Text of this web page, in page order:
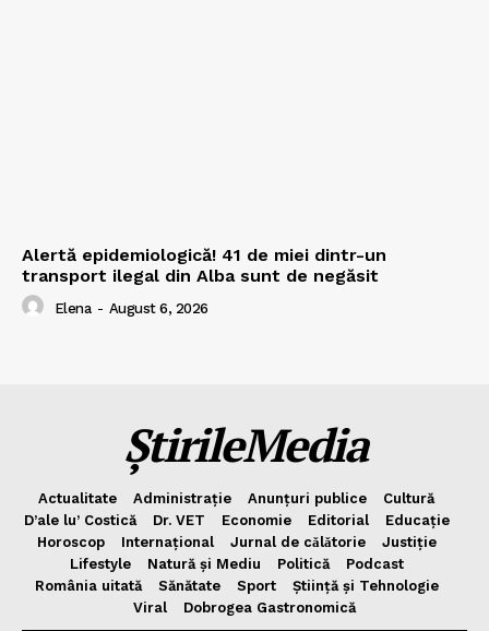
Alertă epidemiologică! 41 de miei dintr-un
transport ilegal din Alba sunt de negăsit
Elena - August 6, 2026
ȘtirileMedia
Actualitate Administrație Anunțuri publice
Cultură
D’ale lu’ Costică
Dr. VET Economie Editorial
Educație
Horoscop
Internațional Jurnal de cǎlǎtorie
Justiție
Lifestyle
Natură și Mediu Politică
Podcast
România uitată
Sănătate Sport
Știință și Tehnologie
Viral
Dobrogea Gastronomică